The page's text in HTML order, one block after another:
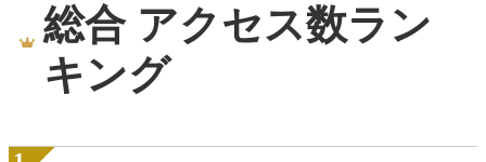
総合 アクセス数ラン
キング